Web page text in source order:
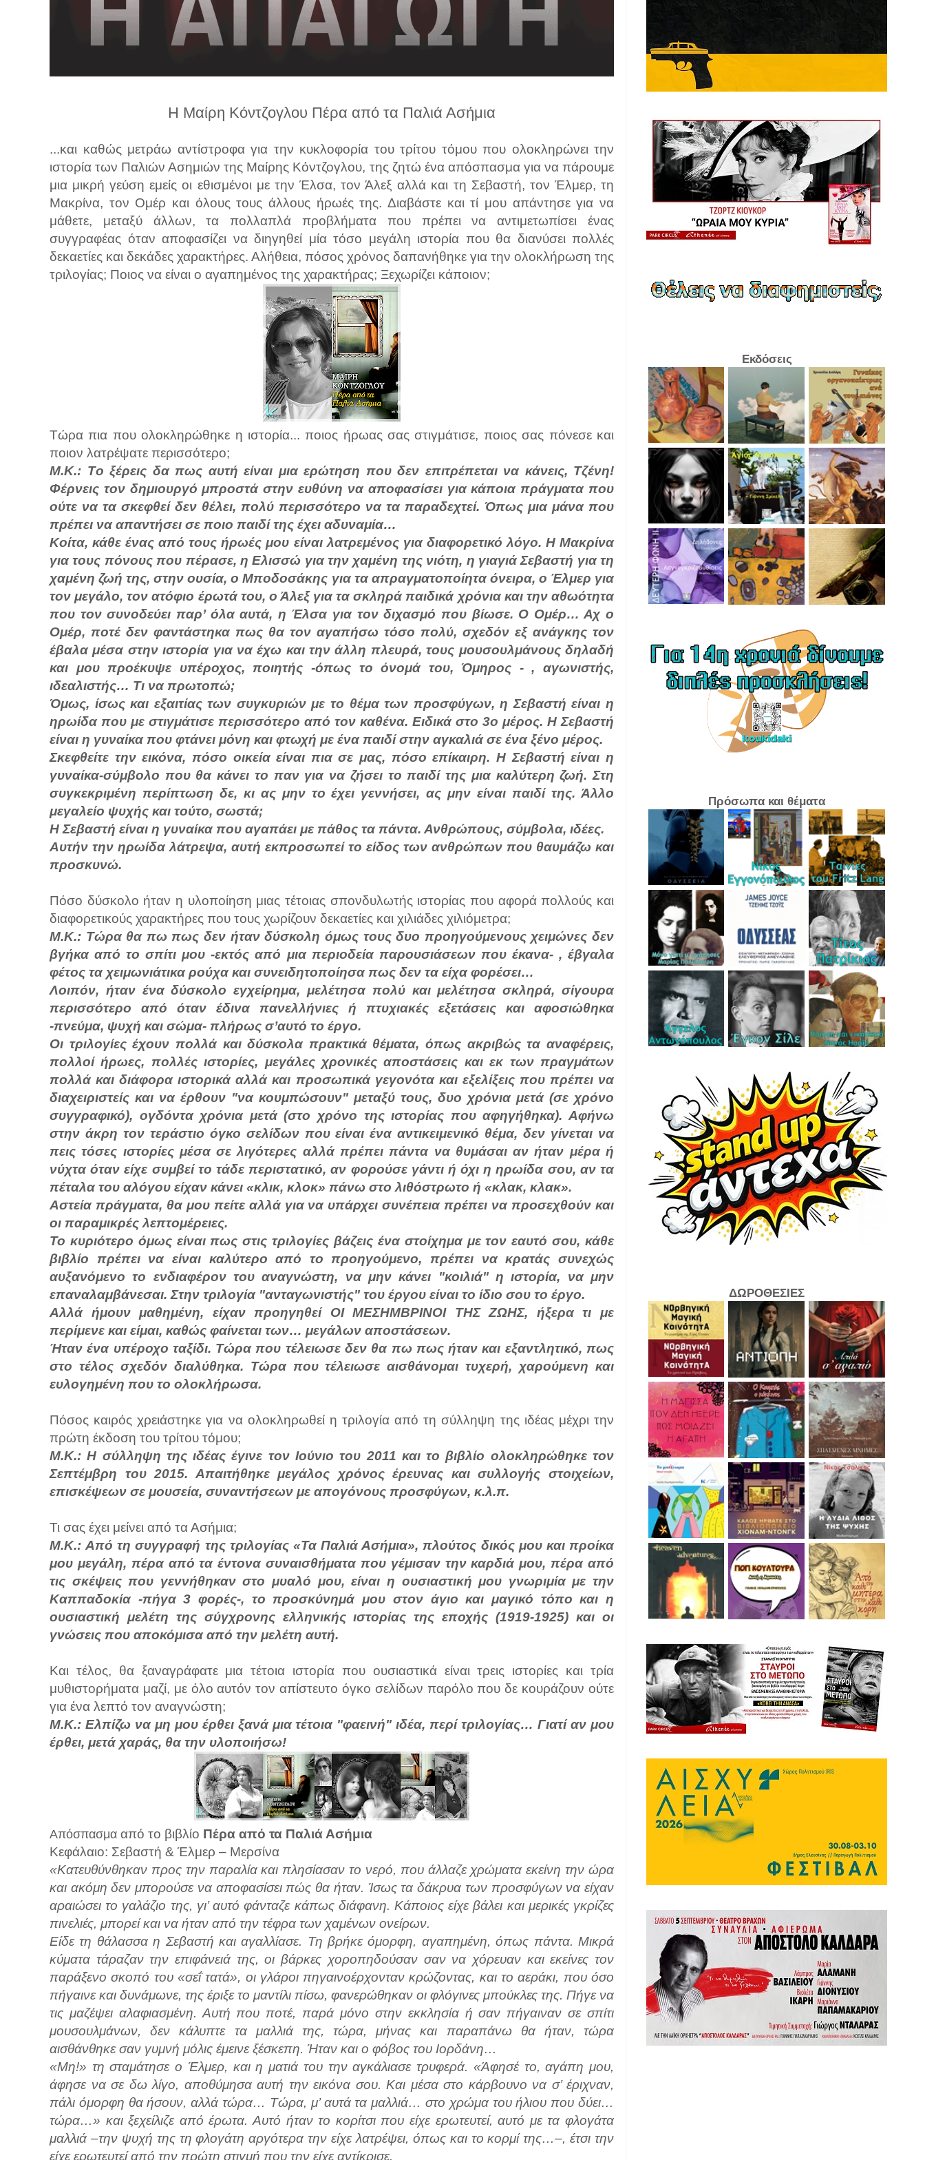
Η Μαίρη Κόντζογλου Πέρα από τα Παλιά Ασήμια
...και καθώς μετράω αντίστροφα για την κυκλοφορία του τρίτου τόμου που ολοκληρώνει την
ιστορία των Παλιών Ασημιών της Μαίρης Κόντζογλου, της ζητώ ένα απόσπασμα για να πάρουμε
μια μικρή γεύση εμείς οι εθισμένοι με την Έλσα, τον Άλεξ αλλά και τη Σεβαστή, τον Έλμερ, τη
Μακρίνα, τον Ομέρ και όλους τους άλλους ήρωές της. Διαβάστε και τί μου απάντησε για να
μάθετε, μεταξύ άλλων, τα πολλαπλά προβλήματα που πρέπει να αντιμετωπίσει ένας
συγγραφέας όταν αποφασίζει να διηγηθεί μία τόσο μεγάλη ιστορία που θα διανύσει πολλές
δεκαετίες και δεκάδες χαρακτήρες. Αλήθεια, πόσος χρόνος δαπανήθηκε για την ολοκλήρωση της
τριλογίας; Ποιος να είναι ο αγαπημένος της χαρακτήρας; Ξεχωρίζει κάποιον;
Τώρα πια που ολοκληρώθηκε η ιστορία... ποιος ήρωας σας στιγμάτισε, ποιος σας πόνεσε και
ποιον λατρέψατε περισσότερο;
Μ.Κ.: Tο ξέρεις δα πως αυτή είναι μια ερώτηση που δεν επιτρέπεται να κάνεις, Τζένη!
Φέρνεις τον δημιουργό μπροστά στην ευθύνη να αποφασίσει για κάποια πράγματα που
ούτε να τα σκεφθεί δεν θέλει, πολύ περισσότερο να τα παραδεχτεί. Όπως μια μάνα που
πρέπει να απαντήσει σε ποιο παιδί της έχει αδυναμία…
Κοίτα, κάθε ένας από τους ήρωές μου είναι λατρεμένος για διαφορετικό λόγο. Η Μακρίνα
για τους πόνους που πέρασε, η Ελισσώ για την χαμένη της νιότη, η γιαγιά Σεβαστή για τη
χαμένη ζωή της, στην ουσία, ο Μποδοσάκης για τα απραγματοποίητα όνειρα, ο Έλμερ για
τον μεγάλο, τον ατόφιο έρωτά του, ο Άλεξ για τα σκληρά παιδικά χρόνια και την αθωότητα
που τον συνοδεύει παρ’ όλα αυτά, η Έλσα για τον διχασμό που βίωσε. Ο Ομέρ… Αχ ο
Ομέρ, ποτέ δεν φαντάστηκα πως θα τον αγαπήσω τόσο πολύ, σχεδόν εξ ανάγκης τον
έβαλα μέσα στην ιστορία για να έχω και την άλλη πλευρά, τους μουσουλμάνους δηλαδή
και μου προέκυψε υπέροχος, ποιητής -όπως το όνομά του, Όμηρος - , αγωνιστής,
ιδεαλιστής… Τι να πρωτοπώ;
Όμως, ίσως και εξαιτίας των συγκυριών με το θέμα των προσφύγων, η Σεβαστή είναι η
ηρωίδα που με στιγμάτισε περισσότερο από τον καθένα. Ειδικά στο 3ο μέρος. Η Σεβαστή
είναι η γυναίκα που φτάνει μόνη και φτωχή με ένα παιδί στην αγκαλιά σε ένα ξένο μέρος.
Σκεφθείτε την εικόνα, πόσο οικεία είναι πια σε μας, πόσο επίκαιρη. Η Σεβαστή είναι η
γυναίκα-σύμβολο που θα κάνει το παν για να ζήσει το παιδί της μια καλύτερη ζωή. Στη
συγκεκριμένη περίπτωση δε, κι ας μην το έχει γεννήσει, ας μην είναι παιδί της. Άλλο
μεγαλείο ψυχής και τούτο, σωστά;
Η Σεβαστή είναι η γυναίκα που αγαπάει με πάθος τα πάντα. Ανθρώπους, σύμβολα, ιδέες.
Αυτήν την ηρωίδα λάτρεψα, αυτή εκπροσωπεί το είδος των ανθρώπων που θαυμάζω και
προσκυνώ.
Πόσο δύσκολο ήταν η υλοποίηση μιας τέτοιας σπονδυλωτής ιστορίας που αφορά πολλούς και
διαφορετικούς χαρακτήρες που τους χωρίζουν δεκαετίες και χιλιάδες χιλιόμετρα;
Μ.Κ.: Τώρα θα πω πως δεν ήταν δύσκολη όμως τους δυο προηγούμενους χειμώνες δεν
βγήκα από το σπίτι μου -εκτός από μια περιοδεία παρουσιάσεων που έκανα- , έβγαλα
φέτος τα χειμωνιάτικα ρούχα και συνειδητοποίησα πως δεν τα είχα φορέσει…
Λοιπόν, ήταν ένα δύσκολο εγχείρημα, μελέτησα πολύ και μελέτησα σκληρά, σίγουρα
περισσότερο από όταν έδινα πανελλήνιες ή πτυχιακές εξετάσεις και αφοσιώθηκα
-πνεύμα, ψυχή και σώμα- πλήρως σ’αυτό το έργο.
Οι τριλογίες έχουν πολλά και δύσκολα πρακτικά θέματα, όπως ακριβώς τα αναφέρεις,
πολλοί ήρωες, πολλές ιστορίες, μεγάλες χρονικές αποστάσεις και εκ των πραγμάτων
πολλά και διάφορα ιστορικά αλλά και προσωπικά γεγονότα και εξελίξεις που πρέπει να
διαχειριστείς και να έρθουν "να κουμπώσουν" μεταξύ τους, δυο χρόνια μετά (σε χρόνο
συγγραφικό), ογδόντα χρόνια μετά (στο χρόνο της ιστορίας που αφηγήθηκα). Αφήνω
στην άκρη τον τεράστιο όγκο σελίδων που είναι ένα αντικειμενικό θέμα, δεν γίνεται να
πεις τόσες ιστορίες μέσα σε λιγότερες αλλά πρέπει πάντα να θυμάσαι αν ήταν μέρα ή
νύχτα όταν είχε συμβεί το τάδε περιστατικό, αν φορούσε γάντι ή όχι η ηρωίδα σου, αν τα
πέταλα του αλόγου είχαν κάνει «κλικ, κλοκ» πάνω στο λιθόστρωτο ή «κλακ, κλακ».
Αστεία πράγματα, θα μου πείτε αλλά για να υπάρχει συνέπεια πρέπει να προσεχθούν και
οι παραμικρές λεπτομέρειες.
Το κυριότερο όμως είναι πως στις τριλογίες βάζεις ένα στοίχημα με τον εαυτό σου, κάθε
βιβλίο πρέπει να είναι καλύτερο από το προηγούμενο, πρέπει να κρατάς συνεχώς
αυξανόμενο το ενδιαφέρον του αναγνώστη, να μην κάνει "κοιλιά" η ιστορία, να μην
επαναλαμβάνεσαι. Στην τριλογία "ανταγωνιστής" του έργου είναι το ίδιο σου το έργο.
Αλλά ήμουν μαθημένη, είχαν προηγηθεί ΟΙ ΜΕΣΗΜΒΡΙΝΟΙ ΤΗΣ ΖΩΗΣ, ήξερα τι με
περίμενε και είμαι, καθώς φαίνεται των… μεγάλων αποστάσεων.
Ήταν ένα υπέροχο ταξίδι. Τώρα που τέλειωσε δεν θα πω πως ήταν και εξαντλητικό, πως
στο τέλος σχεδόν διαλύθηκα. Τώρα που τέλειωσε αισθάνομαι τυχερή, χαρούμενη και
ευλογημένη που το ολοκλήρωσα.
Πόσος καιρός χρειάστηκε για να ολοκληρωθεί η τριλογία από τη σύλληψη της ιδέας μέχρι την
πρώτη έκδοση του τρίτου τόμου;
Μ.Κ.: Η σύλληψη της ιδέας έγινε τον Ιούνιο του 2011 και το βιβλίο ολοκληρώθηκε τον
Σεπτέμβρη του 2015. Απαιτήθηκε μεγάλος χρόνος έρευνας και συλλογής στοιχείων,
επισκέψεων σε μουσεία, συναντήσεων με απογόνους προσφύγων, κ.λ.π.
Τι σας έχει μείνει από τα Ασήμια;
Μ.Κ.: Από τη συγγραφή της τριλογίας «Τα Παλιά Ασήμια», πλούτος δικός μου και προίκα
μου μεγάλη, πέρα από τα έντονα συναισθήματα που γέμισαν την καρδιά μου, πέρα από
τις σκέψεις που γεννήθηκαν στο μυαλό μου, είναι η ουσιαστική μου γνωριμία με την
Καππαδοκία -πήγα 3 φορές-, το προσκύνημά μου στον άγιο και μαγικό τόπο και η
ουσιαστική μελέτη της σύγχρονης ελληνικής ιστορίας της εποχής (1919-1925) και οι
γνώσεις που αποκόμισα από την μελέτη αυτή.
Και τέλος, θα ξαναγράφατε μια τέτοια ιστορία που ουσιαστικά είναι τρεις ιστορίες και τρία
μυθιστορήματα μαζί, με όλο αυτόν τον απίστευτο όγκο σελίδων παρόλο που δε κουράζουν ούτε
για ένα λεπτό τον αναγνώστη;
Μ.Κ.: Ελπίζω να μη μου έρθει ξανά μια τέτοια "φαεινή" ιδέα, περί τριλογίας… Γιατί αν μου
έρθει, μετά χαράς, θα την υλοποιήσω!
Απόσπασμα από το βιβλίο Πέρα από τα Παλιά Ασήμια
Κεφάλαιο: Σεβαστή & Έλμερ – Μερσίνα
«Κατευθύνθηκαν προς την παραλία και πλησίασαν το νερό, που άλλαζε χρώματα εκείνη την ώρα
και ακόμη δεν μπορούσε να αποφασίσει πώς θα ήταν. Ίσως τα δάκρυα των προσφύγων να είχαν
αραιώσει το γαλάζιο της, γι’ αυτό φάνταζε κάπως διάφανη. Κάποιος είχε βάλει και μερικές γκρίζες
πινελιές, μπορεί και να ήταν από την τέφρα των χαμένων ονείρων.
Είδε τη θάλασσα η Σεβαστή και αγαλλίασε. Τη βρήκε όμορφη, αγαπημένη, όπως πάντα. Μικρά
κύματα τάραζαν την επιφάνειά της, οι βάρκες χοροπηδούσαν σαν να χόρευαν και εκείνες τον
παράξενο σκοπό του «σεΐ τατά», οι γλάροι πηγαινοέρχονταν κρώζοντας, και το αεράκι, που όσο
πήγαινε και δυνάμωνε, της έριξε το μαντίλι πίσω, φανερώθηκαν οι φλόγινες μπούκλες της. Πήγε να
τις μαζέψει αλαφιασμένη. Αυτή που ποτέ, παρά μόνο στην εκκλησία ή σαν πήγαιναν σε σπίτι
μουσουλμάνων, δεν κάλυπτε τα μαλλιά της, τώρα, μήνας και παραπάνω θα ήταν, τώρα
αισθάνθηκε σαν γυμνή μόλις έμεινε ξέσκεπη. Ήταν και ο φόβος του Ιορδάνη…
«Μη!» τη σταμάτησε ο Έλμερ, και η ματιά του την αγκάλιασε τρυφερά. «Άφησέ το, αγάπη μου,
άφησε να σε δω λίγο, αποθύμησα αυτή την εικόνα σου. Και μέσα στο κάρβουνο να σ’ έριχναν,
πάλι όμορφη θα ήσουν, αλλά τώρα… Τώρα, μ’ αυτά τα μαλλιά… στο χρώμα του ήλιου που δύει…
τώρα…» και ξεχείλιζε από έρωτα. Αυτό ήταν το κορίτσι που είχε ερωτευτεί, αυτό με τα φλογάτα
μαλλιά –την ψυχή της τη φλογάτη αργότερα την είχε λατρέψει, όπως και το κορμί της…–, έτσι την
είχε ερωτευτεί από την πρώτη στιγμή που την είχε αντίκρισε.
Εκδόσεις
Πρόσωπα και θέματα
ΔΩΡΟΘΕΣΙΕΣ